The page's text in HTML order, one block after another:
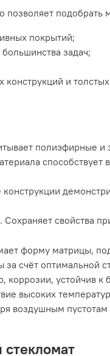
подобрать
покрытий;
задач;
конструкций и
полиэфирные и
конструкции
. Сохраняет свойства
форму матрицы,
счёт оптимальной
устойчив к
высоких
воздушным